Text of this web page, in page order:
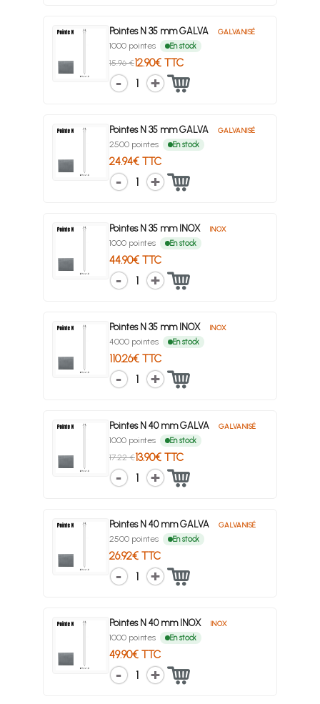
Pointes N 35 mm GALVA GALVANISÉ
1000 pointes En stock
15.96 €12.90€ TTC
1
Pointes N 35 mm GALVA GALVANISÉ
2500 pointes En stock
24.94€ TTC
1
Pointes N 35 mm INOX INOX
1000 pointes En stock
44.90€ TTC
1
Pointes N 35 mm INOX INOX
4000 pointes En stock
110.26€ TTC
1
Pointes N 40 mm GALVA GALVANISÉ
1000 pointes En stock
17.22 €13.90€ TTC
1
Pointes N 40 mm GALVA GALVANISÉ
2500 pointes En stock
26.92€ TTC
1
Pointes N 40 mm INOX INOX
1000 pointes En stock
49.90€ TTC
1